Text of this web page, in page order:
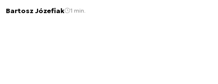
Bartosz Józefiak 1 min.